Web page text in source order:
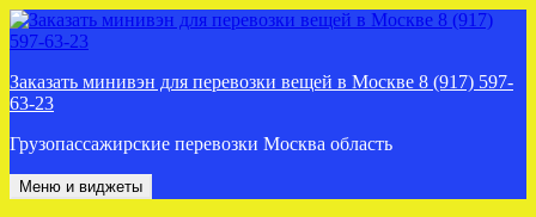
Перейти
к
Заказать минивэн для перевозки вещей в Москве 8 (917) 597-
63-23
Грузопассажирские перевозки Москва область
Меню и виджеты